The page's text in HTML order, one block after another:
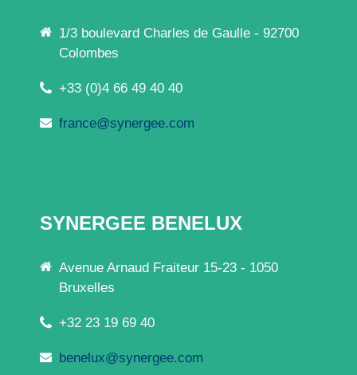
1/3 boulevard Charles de Gaulle - 92700
Colombes
+33 (0)4 66 49 40 40
france@synergee.com
SYNERGEE BENELUX
Avenue Arnaud Fraiteur 15-23 - 1050
Bruxelles
+32 23 19 69 40
benelux@synergee.com